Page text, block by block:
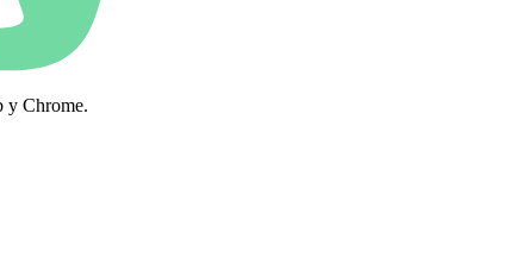
y Chrome.